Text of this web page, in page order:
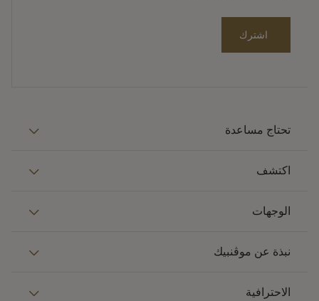
اشترك
تحتاج مساعدة
اكتشف
الوجهات
نبذة عن موڤنبيك
الاحترافية